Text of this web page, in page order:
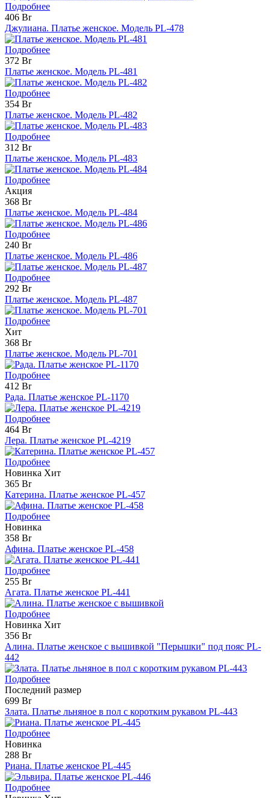
Подробнее
406 Br
Джулиана. Платье женское. Модель PL-478
Подробнее
372 Br
Платье женское. Модель PL-481
Подробнее
354 Br
Платье женское. Модель PL-482
Подробнее
312 Br
Платье женское. Модель PL-483
Подробнее
Акция
368 Br
Платье женское. Модель PL-484
Подробнее
240 Br
Платье женское. Модель PL-486
Подробнее
292 Br
Платье женское. Модель PL-487
Подробнее
Хит
368 Br
Платье женское. Модель PL-701
Подробнее
412 Br
Рада. Платье женское PL-1170
Подробнее
464 Br
Лера. Платье женское PL-4219
Подробнее
Новинка Хит
365 Br
Катерина. Платье женское PL-457
Подробнее
Новинка
358 Br
Афина. Платье женское PL-458
Подробнее
255 Br
Агата. Платье женское PL-441
Подробнее
Новинка Хит
356 Br
Алина. Платье женское с вышивкой "Перышки" под пояс PL-
442
Подробнее
Последний размер
699 Br
Злата. Платье льняное в пол с коротким рукавом PL-443
Подробнее
Новинка
288 Br
Риана. Платье женское PL-445
Подробнее